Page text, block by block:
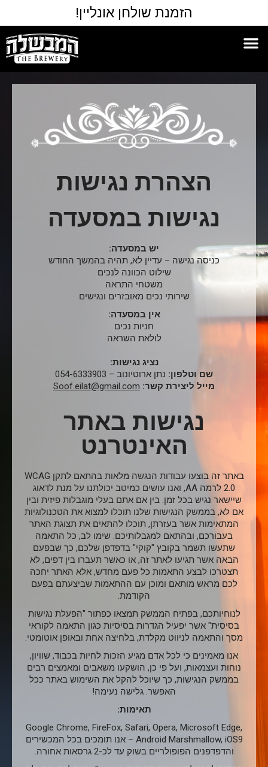
הזמנת שולחן אונליין!
הצהרת נגישות
נגישות במסעדה
יש במסעדה:
כניסה נגישה – עדיין לא, תהיה בהמשך החודש
שילוט הכוונה לנכים
משטחי התראה
שירותי נכים מאובזרים ונגישים
אין במסעדה:
חניות נכים
לולאת השראה
נציג נגישות:
שם וטלפון: נתן ארוטיונוב – 054-6333903
מייל ליצירת קשר: Soof.eilat@gmail.com
נגישות באתר
האינטרנט
באתר זה בוצעו עבודות הנגשה מלאות בהתאם לתקן WCAG
2.0 לרמה AA, ואנו עושים כמיטב יכולתנו על מנת לדאוג
שיישאר נגיש בכל זמן. בין אם אתם בעלי מוגבלות פיזית ובין
אם לא, בממשק הנגישות שלנו תוכלו למצוא את הטכנולוגיות
המתאימות אשר בעזרתן, תוכלו להתאים את תצוגת האתר
בעבורכם, ובהתאם למגבלותיכם. שימו לב, כל התאמה
שתעשו תשמר בקובץ "קוקי" בדפדפן שלכם, כך שבפעם
הבאה אשר תגיעו לאתר זה, או כאשר תעברו בין דפים, לא
תצטרכו לבצע התאמות כל פעם מחדש, אלא האתר יחכה
לכם מראש מותאם ומוכן עם ההתאמות שביצעתם בפעם
הקודמת.
לנוחיותכם, בפתיח הממשק תמצאו כפתור "הפעלת נגישות
בסיסית" אשר יפעיל הגדרות בסיסיות כגון התאמה לקוראי
מסך והתאמה לניווט מקלדת, בלחיצה אחת ובאופן אוטומטי.
אנו מאמינים כי לכל אדם מגיע הזכות לחיות בכבוד, שוויון,
נוחות ועצמאות, ועל פי כן, הושקעו משאבים ומאמצים רבים
בממשק הנגישות, כך שיוכל להקל את השימוש באתר ככל
האפשר. גלישה נעימה!
תאימות:
Google Chrome, FireFox, Safari, Opera, Microsoft Edge,
Android Marshmallow, iOS9 – אנו תומכים בכל המכשירים
והדפדפנים הפופולריים בשוק עד לכ-2 גרסאות אחורה.